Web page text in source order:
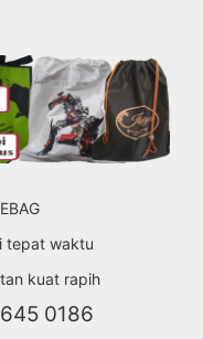
tepat waktu
kuat rapih
0186